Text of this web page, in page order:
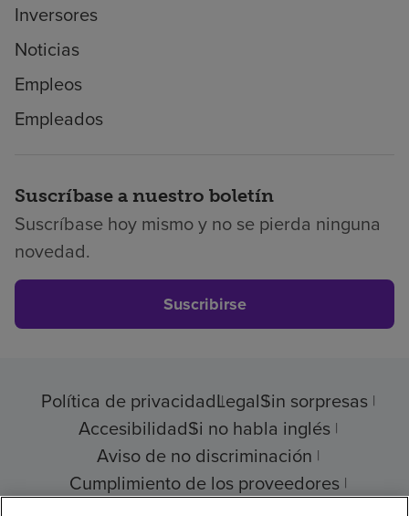
Inversores
Noticias
Empleos
Empleados
Suscríbase a nuestro boletín
Suscríbase hoy mismo y no se pierda ninguna
novedad.
Suscribirse
Política de privacidadLegalSin sorpresas
AccesibilidadSi no habla inglés
Aviso de no discriminación
Cumplimiento de los proveedores